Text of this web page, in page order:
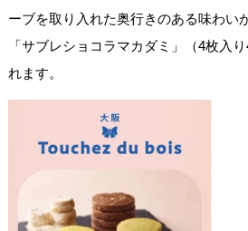
ーブを取り入れた奥行きのある味わい
「サブレショコラマカダミ」（4枚入
れます。